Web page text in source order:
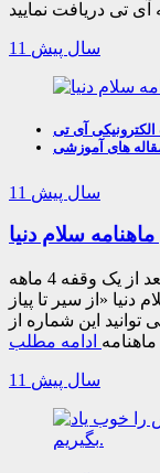
11 سال پیش
آی تی
های آموزشی
11 سال پیش
سلام دنیا
بالاخره شماره ششم ماهنامه سلام دنیا بعد از یک وقفه 4 ماهه
«از سیر تا پیاز
این شماره از
ماهنامه ادامه مطلب
11 سال پیش